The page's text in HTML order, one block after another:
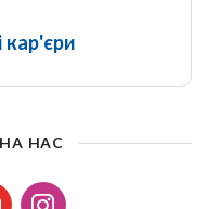
кар'єри
НАС